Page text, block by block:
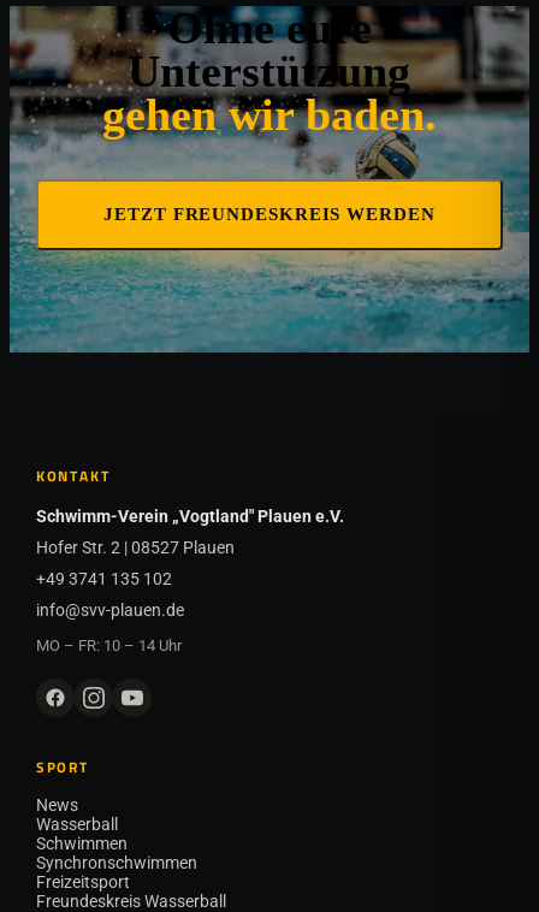
Ohne eure
Unterstützung
gehen wir baden.
JETZT FREUNDESKREIS WERDEN
KONTAKT
Schwimm-Verein „Vogtland" Plauen e.V.
Hofer Str. 2 | 08527 Plauen
+49 3741 135 102
info@svv-plauen.de
MO – FR: 10 – 14 Uhr
SPORT
News
Wasserball
Schwimmen
Synchronschwimmen
Freizeitsport
Freundeskreis Wasserball